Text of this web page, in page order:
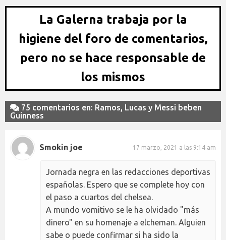
La Galerna trabaja por la
higiene del foro de comentarios,
pero no se hace responsable de
los mismos
75 comentarios en: Ramos, Lucas y Messi beben
Guinness
Smokin joe 17 marzo, 2021 a las 9:14 am
Jornada negra en las redacciones deportivas
españolas. Espero que se complete hoy con
el paso a cuartos del chelsea.
A mundo vomitivo se le ha olvidado "más
dinero" en su homenaje a elcheman. Alguien
sabe o puede confirmar si ha sido la